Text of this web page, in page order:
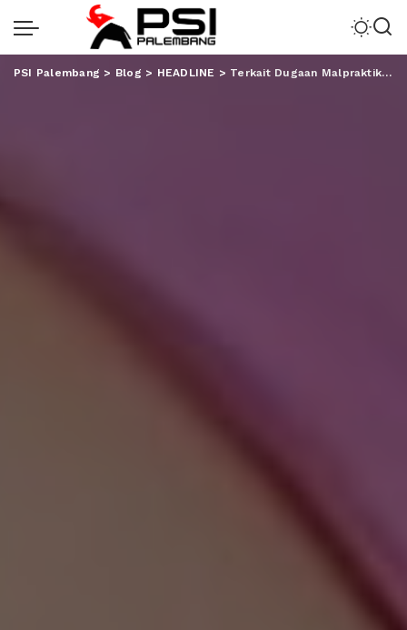
PSI Palembang > Blog > HEADLINE > Terkait Dugaan Malpraktik, RPA Akan Bawa ke Ranah Hukum